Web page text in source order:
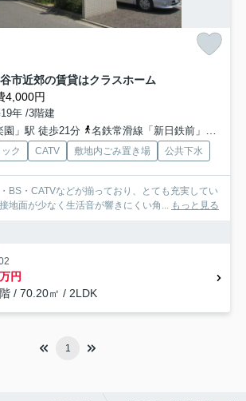
郊の賃貸はクラスホーム
4,000円
年 /3階建
園」駅 徒歩21分
名鉄常滑線「新日鉄前」駅 徒歩29分
ク CATV 敷地内ごみ置き場 公共下水
BS・CATVなどが揃っており、とても充実してい
地面が少なく生活音が響きにくい角... もっと見る
円
/ 70.20㎡ / 2LDK
1